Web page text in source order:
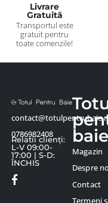
Livrare
Gratuită
Transportul este
gratuit pentru
toate comenzile!
0786982408
Relatii clienți:
L-V 09:00-
17:00 | S-D:
ÎNCHIS
baie
Magazin
Despre
Contact
Termeni